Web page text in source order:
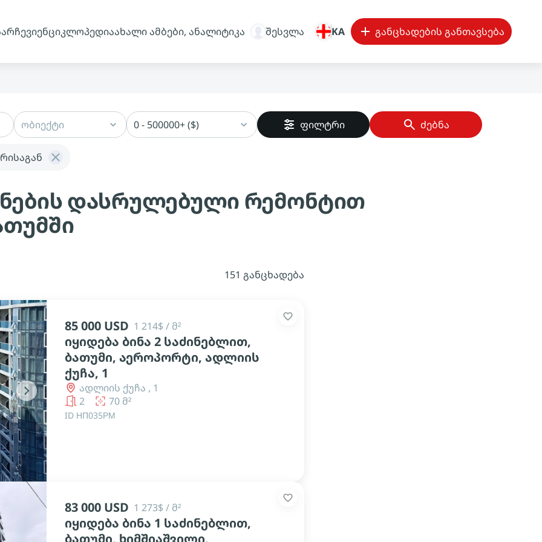
ენციკლოპედიაახალი ამბები, ანალიტიკა შესვლა KA განცხადების განთავსება
ობიექტი 0 - 500000+ ($) ფილტრი ძებნა
დასრულებული რემონტით
151 განცხადება
chevron_right
85 000 USD 1 214$ / მ²
იყიდება ბინა 2 საძინებლით,
ბათუმი, აეროპორტი, ადლიის
ქუჩა, 1
ადლიის ქუჩა , 1
2
70 მ²
ID НП035РМ
83 000 USD 1 273$ / მ²
იყიდება ბინა 1 საძინებლით,
ბათუმი, ხიმშიაშვილი,